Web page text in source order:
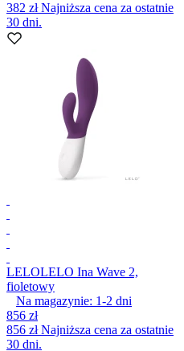
382 złNajniższa cena za ostatnie
30 dni.
LELOLELO Ina Wave 2,
fioletowy
Na magazynie: 1-2 dni
856 zł
856 złNajniższa cena za ostatnie
30 dni.